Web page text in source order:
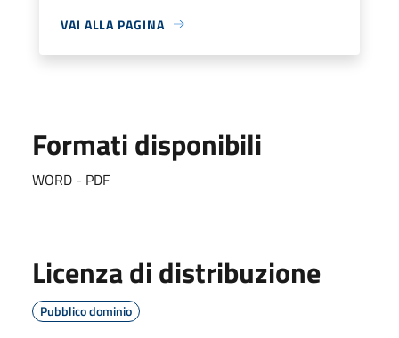
VAI ALLA PAGINA
Formati disponibili
WORD - PDF
Licenza di distribuzione
Pubblico dominio